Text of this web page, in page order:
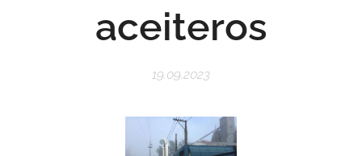
aceiteros
19.09.2023